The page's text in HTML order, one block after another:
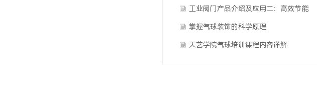
工业阀门产品介绍及应用二：高效节能
的球阀
掌握气球装饰的科学原理
天艺学院气球培训课程内容详解